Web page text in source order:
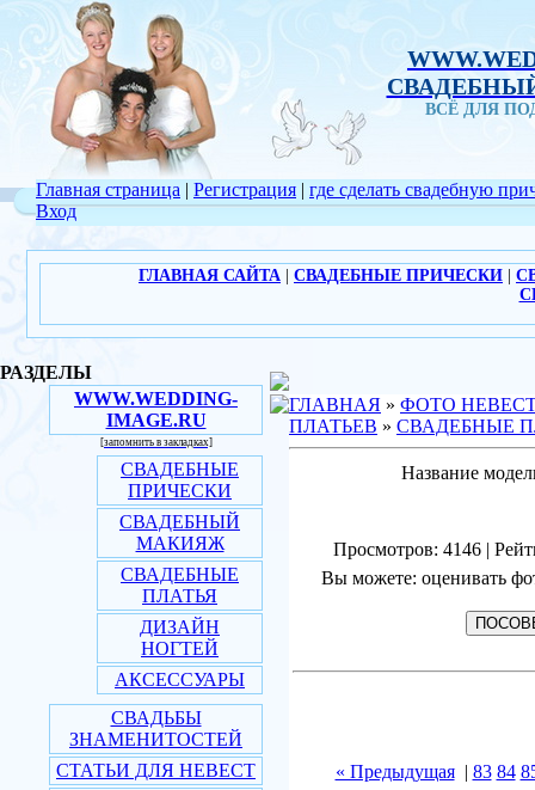
ВСЁ ДЛЯ
Главная страница | Регистрация |
Вход
где сделать свадебную
ГЛАВНАЯ САЙТА СВАДЕБНЫЕ ПРИЧЕСКИ
РАЗДЕЛЫ
WWW.WEDDING-
IMAGE.RU
[запомнить в закладках]
СВАДЕБНЫЕ
ПРИЧЕСКИ
СВАДЕБНЫЙ
МАКИЯЖ
СВАДЕБНЫЕ
ПЛАТЬЯ
ДИЗАЙН
НОГТЕЙ
АКСЕССУАРЫ
СВАДЬБЫ
ЗНАМЕНИТОСТЕЙ
СТАТЬИ ДЛЯ НЕВЕСТ
ГЛАВНАЯ » ФОТО
ПЛАТЬЕВ » СВАДЕБНЫЕ
Название
Просмотров: 4146 |
Вы можете: оценивать
« Предыдущая| 83 84